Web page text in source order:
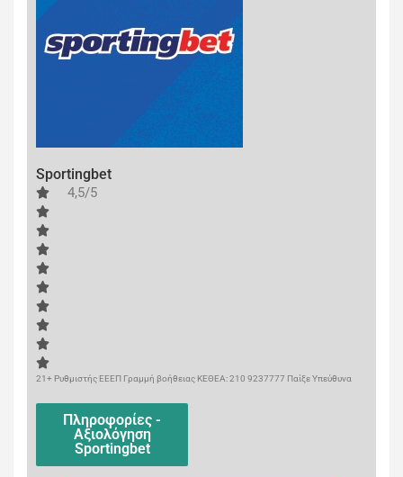
Sportingbet
4,5/5
21+ Ρυθμιστής ΕΕΕΠ Γραμμή βοήθειας ΚΕΘΕΑ: 210 9237777 Παίξε Υπεύθυνα
Πληροφορίες -
Αξιολόγηση
Sportingbet